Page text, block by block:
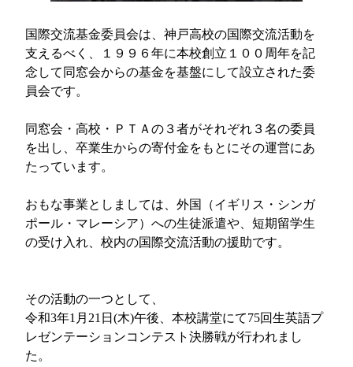
国際交流基金委員会は、神戸高校の国際交流活動を
支えるべく、１９９６年に本校創立１００周年を記
念して同窓会からの基金を基盤にして設立された委
員会です。
同窓会・高校・ＰＴＡの３者がそれぞれ３名の委員
を出し、卒業生からの寄付金をもとにその運営にあ
たっています。
おもな事業としましては、外国（イギリス・シンガ
ポール・マレーシア）への生徒派遣や、短期留学生
の受け入れ、校内の国際交流活動の援助です。
その活動の一つとして、
令和3年1月21日(木)午後、本校講堂にて75回生英語プ
レゼンテーションコンテスト決勝戦が行われまし
た。